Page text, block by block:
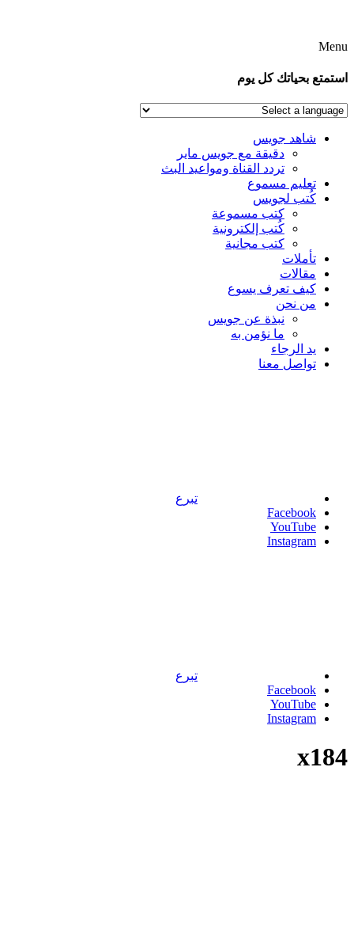
Menu
استمتع بحياتك كل يوم
شاهد جويس
دقيقة مع جويس ماير
تردد القناة ومواعيد البث
تعليم مسموع
كُتب لجويس
كتب مسموعة
كُتب إلكترونية
كتب مجانية
تأملات
مقالات
كيف تعرف يسوع
من نحن
نبذة عن جويس
ما نؤمن به
يد الرجاء
تواصل معنا
تبرع
Facebook
YouTube
Instagram
تبرع
Facebook
YouTube
Instagram
x184